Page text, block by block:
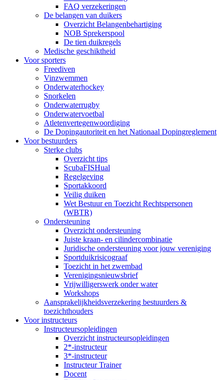
FAQ verzekeringen
De belangen van duikers
Overzicht Belangenbehartiging
NOB Sprekerspool
De tien duikregels
Medische geschiktheid
Voor sporters
Freediven
Vinzwemmen
Onderwaterhockey
Snorkelen
Onderwaterrugby
Onderwatervoetbal
Atletenvertegenwoordiging
De Dopingautoriteit en het Nationaal Dopingreglement
Voor bestuurders
Sterke clubs
Overzicht tips
ScubaFISHual
Regelgeving
Sportakkoord
Veilig duiken
Wet Bestuur en Toezicht Rechtspersonen
(WBTR)
Ondersteuning
Overzicht ondersteuning
Juiste kraan- en cilindercombinatie
Juridische ondersteuning voor jouw vereniging
Sportduikrisicograaf
Toezicht in het zwembad
Verenigingsnieuwsbrief
Vrijwilligerswerk onder water
Workshops
Aansprakelijkheidsverzekering bestuurders &
toezichthouders
Voor instructeurs
Instructeursopleidingen
Overzicht instructeursopleidingen
2*-instructeur
3*-instructeur
Instructeur Trainer
Docent